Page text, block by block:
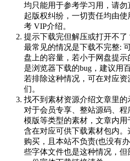
均只能用于参考学习用，请勿
起版权纠纷，一切责任均由
考 VIP介绍。
提示下载完但解压或打开不了
最常见的情况是下载不完整:
盘上的容量，若小于网盘提
是浏览器下载的bug，建议用
若排除这种情况，可在对应
们。
找不到素材资源介绍文章里的
对于会员专享、整站源码、
模版等类型的素材，文章内
含在对应可供下载素材包内
购买，且本站不负责(也没有
些字体文件也是这种情况，